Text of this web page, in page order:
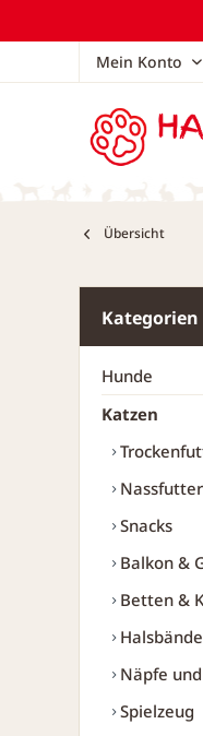
Mein Konto
Übersicht
Kategorien
Hunde
Katzen
Nassfutter
Snacks
Balkon &
Betten &
Näpfe
Spielzeug